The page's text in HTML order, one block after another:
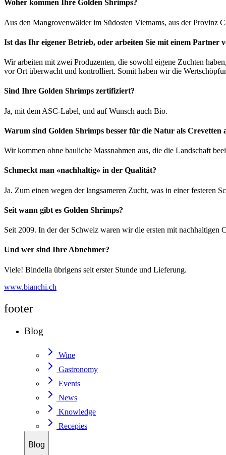
Woher kommen Ihre Golden Shrimps?
Aus den Mangrovenwälder im Südosten Vietnams, aus der Provinz
Ist das Ihr eigener Betrieb, oder arbeiten Sie mit einem Partner
Wir arbeiten mit zwei Produzenten, die sowohl eigene Zuchten
vor Ort überwacht und kontrolliert. Somit haben wir die
Sind Ihre Golden Shrimps zertifiziert?
Ja, mit dem ASC-Label, und auf Wunsch auch Bio.
Warum sind Golden Shrimps besser für die Natur als Crevetten
Wir kommen ohne bauliche Massnahmen aus, die die Landschaft
Schmeckt man «nachhaltig» in der Qualität?
Ja. Zum einen wegen der langsameren Zucht, was in einer festeren
Seit wann gibt es Golden Shrimps?
Seit 2009. In der der Schweiz waren wir die ersten mit nachhaltigen
Und wer sind Ihre Abnehmer?
Viele! Bindella übrigens seit erster Stunde und Lieferung.
www.bianchi.ch
footer
Blog
Wine
Gastronomy
Events
News
Knowledge
Recepies
Blog